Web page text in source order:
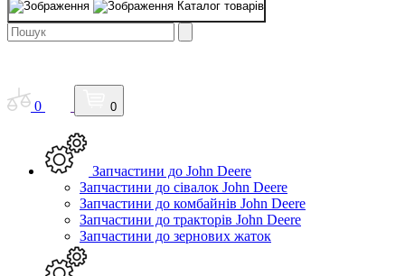
Каталог товарів
0 0
Запчастини до John Deere
Запчастини до сівалок John Deere
Запчастини до комбайнів John Deere
Запчастини до тракторів John Deere
Запчастини до зернових жаток